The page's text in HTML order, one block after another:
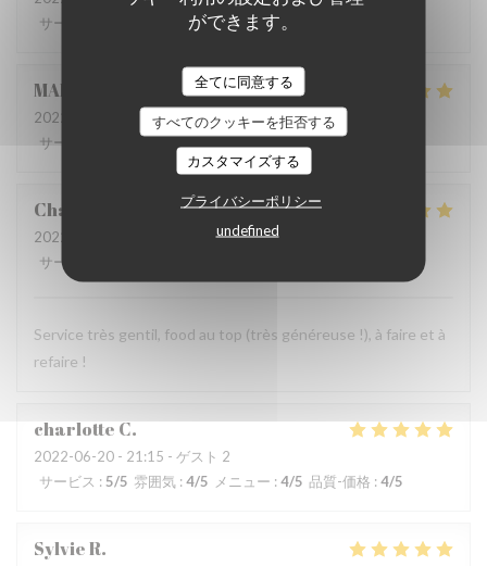
ができます。
全てに同意する
すべてのクッキーを拒否する
カスタマイズする
プライバシーポリシー
undefined
サービス
5/5 メニュー: 5
MARIA
2022-06-20
- 19:00 - ゲスト 8
サービス
雰囲気:5/5 メニュー:5/5 品質-価格
Charlotte
2022-06-19
- 21:15 - ゲスト 2
サービス
Service très gentil, food au top (très généreuse !), à faire et à
refaire !
charlotteC
2022-06-20 - 21:15 - ゲスト 2
サービス : 5/5 雰囲気 : 4/5 メニュー : 4/5 品質-価格 : 4/5
SylvieR